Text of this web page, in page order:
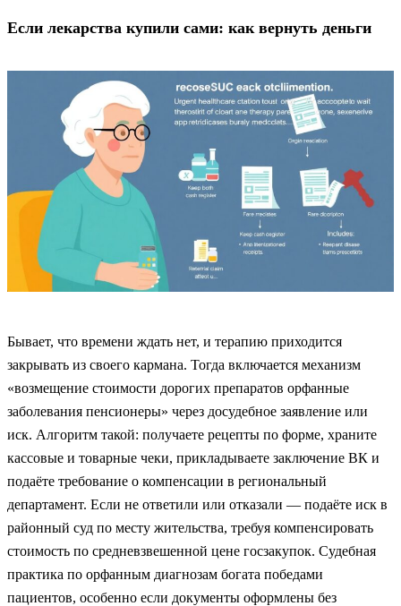
Если лекарства купили сами: как вернуть деньги
Бывает, что времени ждать нет, и терапию приходится
закрывать из своего кармана. Тогда включается механизм
«возмещение стоимости дорогих препаратов орфанные
заболевания пенсионеры» через досудебное заявление или
иск. Алгоритм такой: получаете рецепты по форме, храните
кассовые и товарные чеки, прикладываете заключение ВК и
подаёте требование о компенсации в региональный
департамент. Если не ответили или отказали — подаёте иск в
районный суд по месту жительства, требуя компенсировать
стоимость по средневзвешенной цене госзакупок. Судебная
практика по орфанным диагнозам богата победами
пациентов, особенно если документы оформлены без